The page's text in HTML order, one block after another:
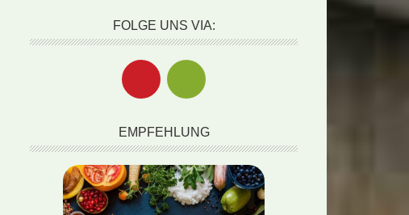
FOLGE UNS VIA:
EMPFEHLUNG